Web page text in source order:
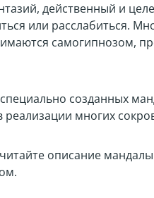
действенный и
или расслабиться.
самогипнозом,
созданных
многих
описание